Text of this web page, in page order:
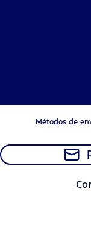
Métodos de